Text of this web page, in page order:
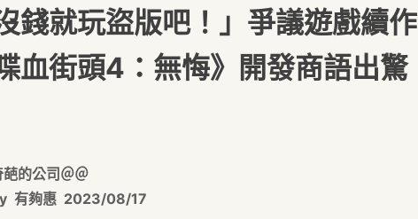
沒錢就玩盜版吧！」爭議遊戲續作
血街頭4：無悔》開發商語出驚
葩的公司＠＠
有夠惠 2023/08/17